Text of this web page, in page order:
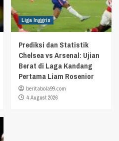
Liga Inggris
Prediksi dan Statistik
Chelsea vs Arsenal: Ujian
Berat di Laga Kandang
Pertama Liam Rosenior
beritabola99.com
4 August 2026